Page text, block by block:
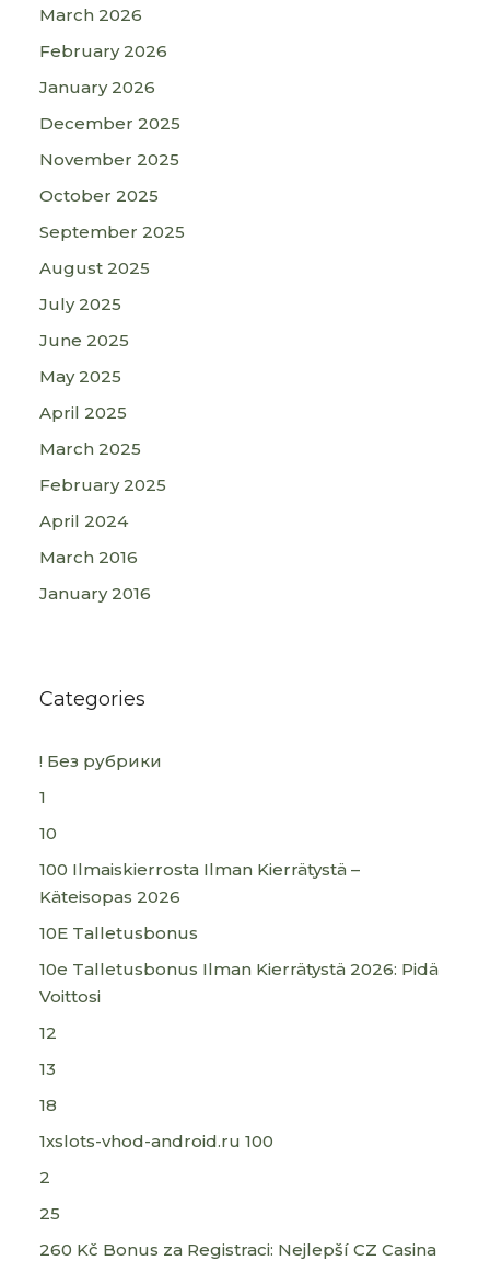
March 2026
February 2026
January 2026
December 2025
November 2025
October 2025
September 2025
August 2025
July 2025
June 2025
May 2025
April 2025
March 2025
February 2025
April 2024
March 2016
January 2016
Categories
! Без рубрики
1
10
100 Ilmaiskierrosta Ilman Kierrätystä –
Käteisopas 2026
10E Talletusbonus
10e Talletusbonus Ilman Kierrätystä 2026: Pidä
Voittosi
12
13
18
1xslots-vhod-android.ru 100
2
25
260 Kč Bonus za Registraci: Nejlepší CZ Casina